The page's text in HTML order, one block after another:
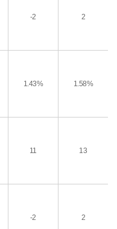
-2 2
1.43% 1.58%
11 13
-2 2